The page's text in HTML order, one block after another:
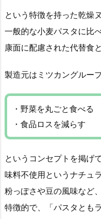
という特徴を持った乾燥
一般的な小麦パスタに比
康面に配慮された代替食
製造元はミツカングルー
・野菜を丸ごと食べる
・食品ロスを減らす
というコンセプトを掲げ
味料不使用というナチュ
粉っぽさや豆の風味など
特徴的で、「パスタとも